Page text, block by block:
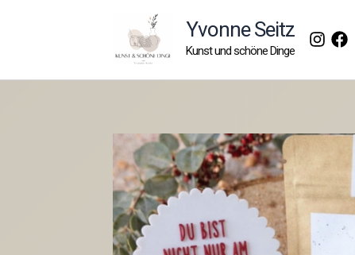
Yvonne Seitz
Kunst und schöne Dinge